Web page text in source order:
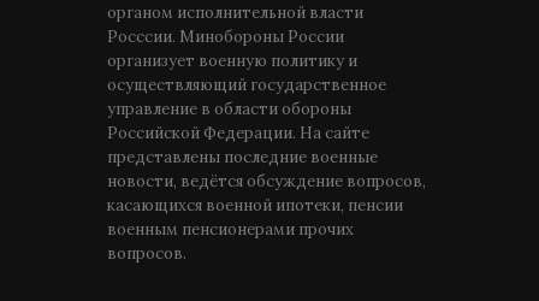
органом исполнительной власти
Росссии. Минобороны России
организует военную политику и
осуществляющий государственное
управление в области обороны
Российской Федерации. На сайте
представлены последние военные
новости, ведётся обсуждение вопросов,
касающихся военной ипотеки, пенсии
военным пенсионерами прочих
вопросов.